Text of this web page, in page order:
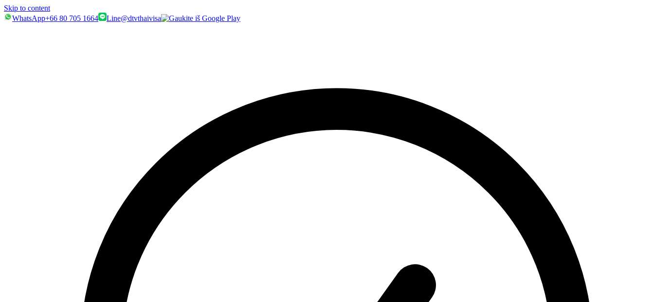
Skip to content
WhatsApp+66 80 705 1664 Line@dtvthaivisa